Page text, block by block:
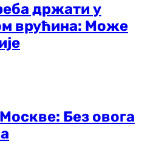
држати у
врућина: Може
Без овога